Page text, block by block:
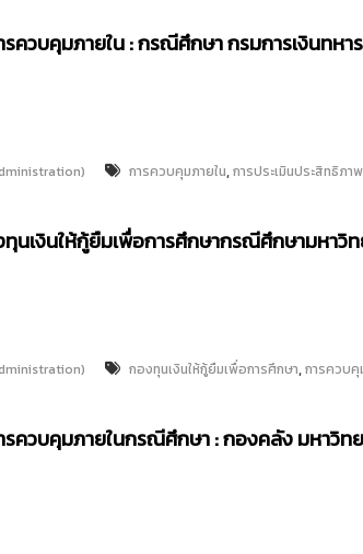
รควบคุมภายใน : กรณีศึกษา กรมการเงินท
การควบคุมภายใน,การประเมินประสิทธิภาพ
เงินให้กู้ยืมเพื่อการศึกษากรณีศึกษามหาวิ
กองทุนเงินให้กู้ยืมเพื่อการศึกษา,การควบคุ
รควบคุมภายในกรณีศึกษา : กองคลัง มหาวิ